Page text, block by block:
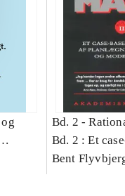
Bd. 2 -
Bd. 2 : Et
studie af
Bent